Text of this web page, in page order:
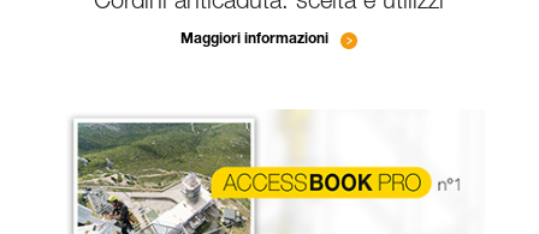
Maggiori informazioni